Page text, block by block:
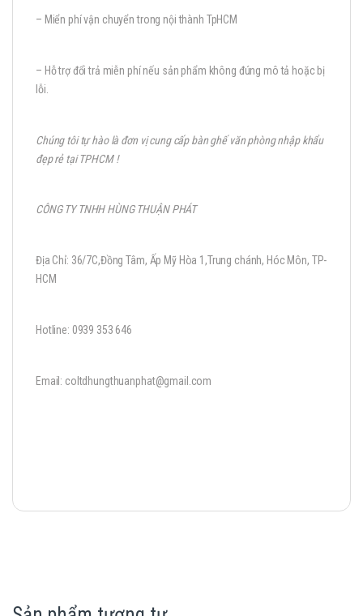
– Miển phí vận chuyển trong nội thành TpHCM
– Hỗ trợ đổi trả miễn phí nếu sản phẩm không đúng mô tả hoặc bị
lỗi.
Chúng tôi tự hào là đơn vị cung cấp bàn ghế văn phòng nhập khẩu
đẹp rẻ tại TPHCM !
CÔNG TY TNHH HÙNG THUẬN PHÁT
Địa Chỉ: 36/7C,Đồng Tâm, Ấp Mỹ Hòa 1,Trung chánh, Hóc Môn, TP-
HCM
Hotline: 0939 353 646
Email: coltdhungthuanphat@gmail.com